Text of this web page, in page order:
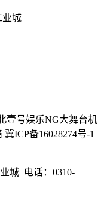
业城
壹号娱乐NG大舞台机
ICP备16028274号-1
城 电话：0310-